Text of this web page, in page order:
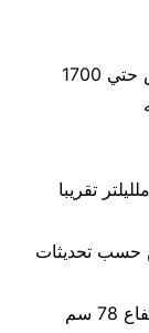
كفاءة الطاقه الانتاجية من 800 عبوة او كيس حتي 1700
معدل التعبئة تعبئة من 10 ملليلتر حتي 300 ملليلتر تقريبا
او تنقص حسب تحديثات